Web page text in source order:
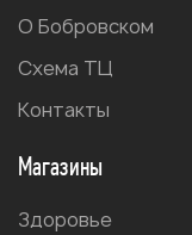
О Бобровском
Схема ТЦ
Контакты
Магазины
Здоровье